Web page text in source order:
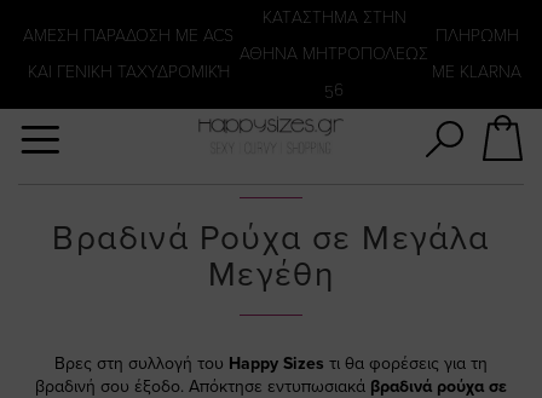
ΑΜΕΣΗ ΠΑΡΑΔΟΣΗ ΜΕ ACS
ΚΑΙ ΓΕΝΙΚΗ ΤΑΧΥΔΡΟΜΙΚΉ
KATΑΣΤΗΜΑ ΣΤΗΝ
ΑΘΗΝΑ ΜΗΤΡΟΠΟΛΕΩΣ
56
ΠΛΗΡΩΜΗ
ΜΕ KLARNA
Βραδινά Ρούχα σε Μεγάλα
Μεγέθη
Βρες στη συλλογή του Happy Sizes τι θα φορέσεις για τη
βραδινή σου έξοδο. Απόκτησε εντυπωσιακά βραδινά ρούχα σε
Αναζήτηση